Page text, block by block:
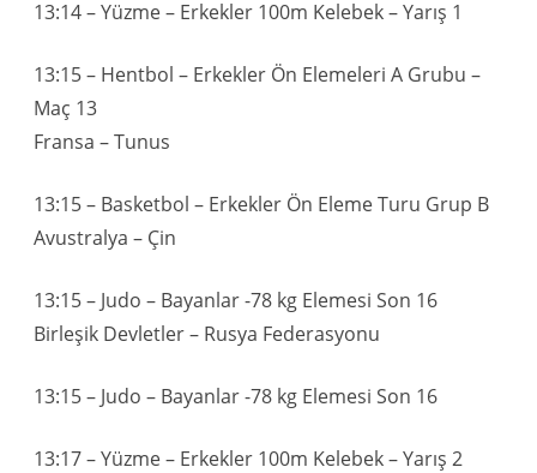
13:14 – Yüzme – Erkekler 100m Kelebek – Yarış 1
13:15 – Hentbol – Erkekler Ön Elemeleri A Grubu –
Maç 13
Fransa – Tunus
13:15 – Basketbol – Erkekler Ön Eleme Turu Grup B
Avustralya – Çin
13:15 – Judo – Bayanlar -78 kg Elemesi Son 16
Birleşik Devletler – Rusya Federasyonu
13:15 – Judo – Bayanlar -78 kg Elemesi Son 16
13:17 – Yüzme – Erkekler 100m Kelebek – Yarış 2